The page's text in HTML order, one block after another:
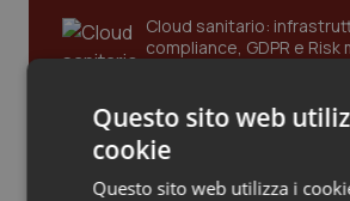
Piemonte
Provincia Autonoma di
Provincia Autonoma di Trento
HIV
Infezioni & Febbre
Ipertensione & Scompenso
Cloud sanitario:
compliance, GDPR e
Gestione
dalle Linee Guida alle
Questo sito web
cookie
Questo sito web utilizza i